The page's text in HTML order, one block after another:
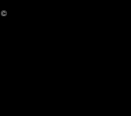
©2026 Montres TUDOR SA